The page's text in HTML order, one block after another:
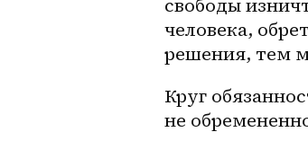
свободы
человека,
решения, тем
Круг
не